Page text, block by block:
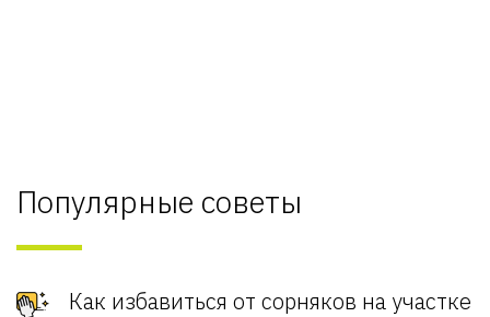
Популярные советы
Как избавиться от сорняков на участке